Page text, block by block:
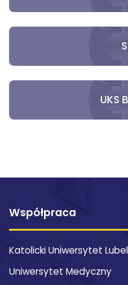
UKS
Współpraca
Katolicki Uniwersytet
Uniwersytet Medyczny